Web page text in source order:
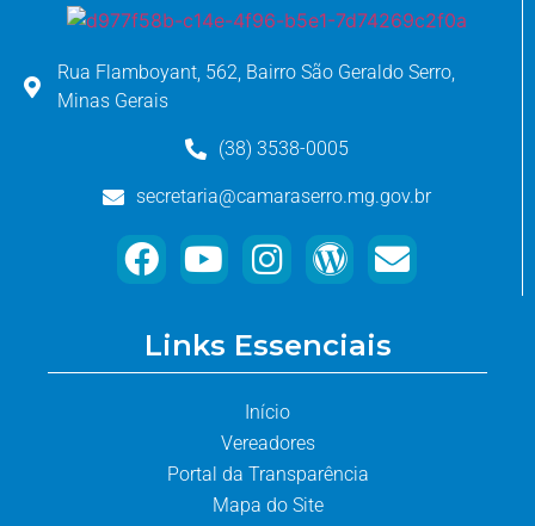
Rua Flamboyant, 562, Bairro São Geraldo Serro,
Minas Gerais
(38) 3538-0005
secretaria@camaraserro.mg.gov.br
Links Essenciais
Início
Vereadores
Portal da Transparência
Mapa do Site